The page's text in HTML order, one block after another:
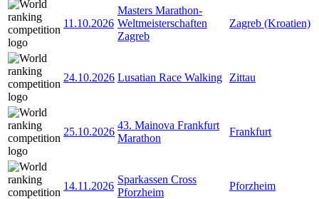
11.10.2026
Masters Marathon-
Weltmeisterschaften
Zagreb
Zagreb (Kroatien)
24.10.2026 Lusatian Race Walking Zittau
25.10.2026
43. Mainova Frankfurt
Marathon
Frankfurt
14.11.2026
Sparkassen Cross
Pforzheim
Pforzheim